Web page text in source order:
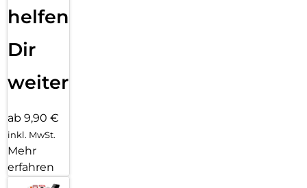
helfen
Dir
weiter
ab 9,90 €
inkl. MwSt.
Mehr
erfahren